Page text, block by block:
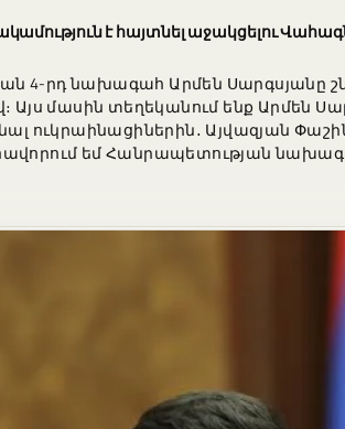
է հայտնել աջակցելու
4-րդ նախագահ Արմեն Սարգսյանը
մասին տեղեկանում ենք Արմեն
ուկրաինացիներին․ Այվազյան
եմ Հանրապետության